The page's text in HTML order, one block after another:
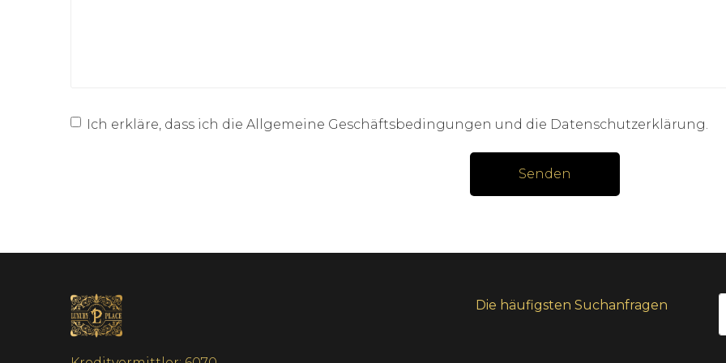
Ich erkläre, dass ich die Allgemeine Geschäftsbedingungen und die Datenschutzerklärung.
Senden
Die häufigsten Suchanfragen